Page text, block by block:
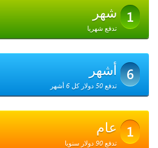
1 شهر
تدفع شهريا
6 أشهر
تدفع 50 دولار كل 6 أشهر
1 عام
تدفع 90 دولار سنويا